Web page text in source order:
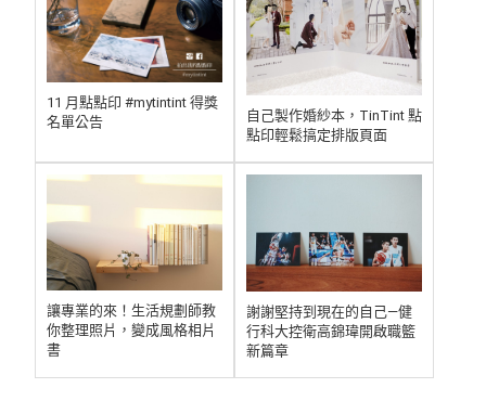
11 月點點印 #mytintint 得獎
名單公告
自己製作婚紗本，TinTint 點
點印輕鬆搞定排版頁面
讓專業的來！生活規劃師教
你整理照片，變成風格相片
書
謝謝堅持到現在的自己—健
行科大控衛高錦瑋開啟職籃
新篇章